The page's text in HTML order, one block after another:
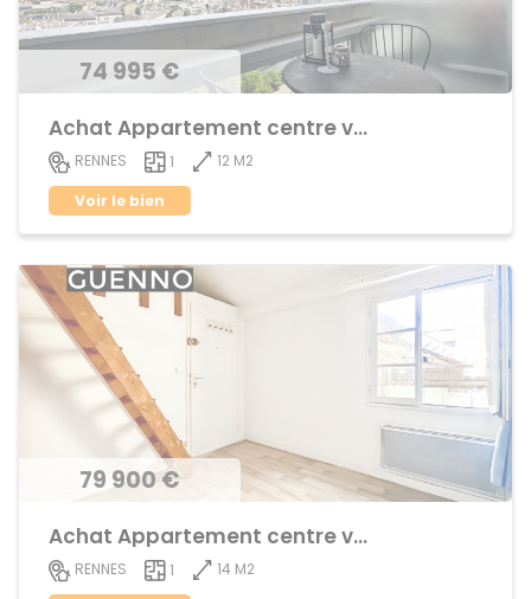
74 995 €
Achat Appartement centre ville
RENNES 1
12 M2
Voir le bien
79 900 €
Achat Appartement centre ville
RENNES 1
14 M2